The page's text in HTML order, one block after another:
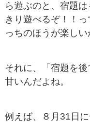
ら遊ぶのと、宿題
きり遊べるぞ！！
っちのほうが楽しい
それに、「宿題を
甘いんだよね。
例えば、８月31日